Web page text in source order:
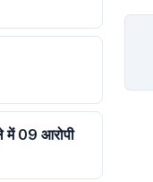
में 09 आरोपी